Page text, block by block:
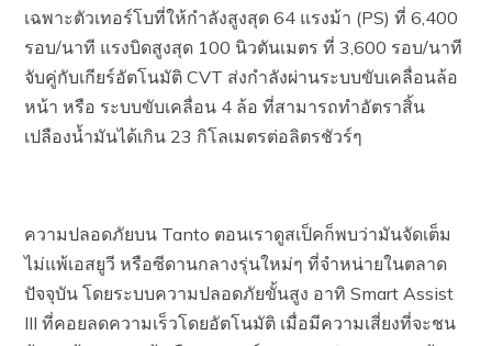
เฉพาะตัวเทอร์โบที่ให้กำลังสูงสุด 64 แรงม้า (PS) ที่ 6,400
รอบ/นาที แรงบิดสูงสุด 100 นิวตันเมตร ที่ 3,600 รอบ/นาที
จับคู่กับเกียร์อัตโนมัติ CVT ส่งกำลังผ่านระบบขับเคลื่อนล้อ
หน้า หรือ ระบบขับเคลื่อน 4 ล้อ ที่สามารถทำอัตราสิ้น
เปลืองน้ำมันได้เกิน 23 กิโลเมตรต่อลิตรชัวร์ๆ
ความปลอดภัยบน Tanto ตอนเราดูสเป็คก็พบว่ามันจัดเต็ม
ไม่แพ้เอสยูวี หรือซีดานกลางรุ่นใหม่ๆ ที่จำหน่ายในตลาด
ปัจจุบัน โดยระบบความปลอดภัยขั้นสูง อาทิ Smart Assist
III ที่คอยลดความเร็วโดยอัตโนมัติ เมื่อมีความเสี่ยงที่จะชน